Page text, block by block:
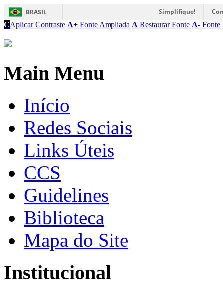
BRASIL Simplifique!
CAplicar Contraste A+ Fonte Ampliada A Restaurar Fonte A- Fonte
Main Menu
Início
Redes Sociais
Links Úteis
CCS
Guidelines
Biblioteca
Mapa do Site
Institucional